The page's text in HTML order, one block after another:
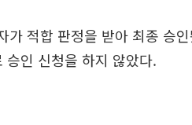
가 적합 판정을 받아 최종 승
인 신청을 하지 않았다.